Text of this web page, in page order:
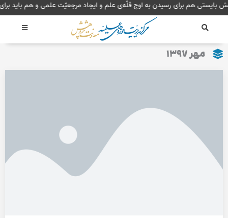
پرش
به
بایستی هم برای رسیدن به اوج قلّه‌ی علم و ایجاد مرجعیّت علمی و هم باید
مهر ۱۳۹۷